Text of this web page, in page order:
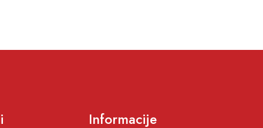
Informacije